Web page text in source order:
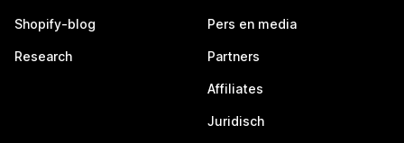
Shopify-blog
Research
Pers en media
Partners
Affiliates
Juridisch